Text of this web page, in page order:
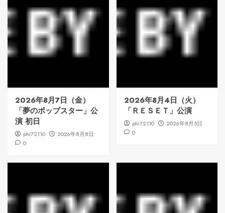
2026年8月7日（金）
「夢のポップスター」公
演 初日
phi72110
2026年8月8日
0
2026年8月4日（火）
「ＲＥＳＥＴ」公演
phi72110
2026年8月5日
0